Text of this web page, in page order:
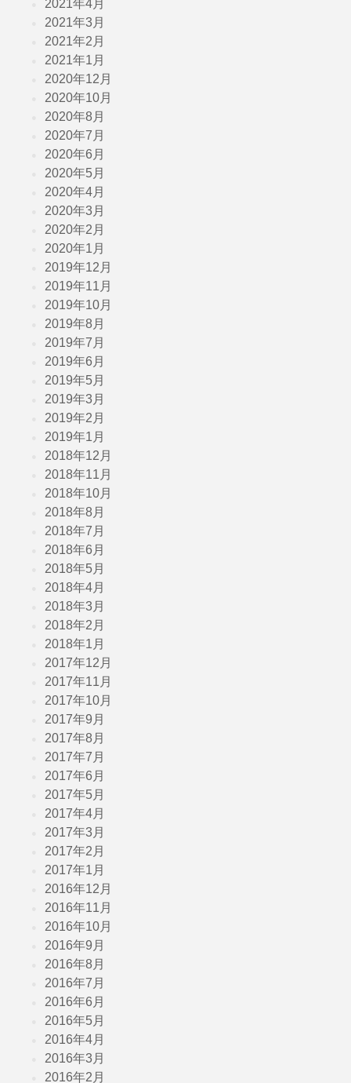
2021年4月
2021年3月
2021年2月
2021年1月
2020年12月
2020年10月
2020年8月
2020年7月
2020年6月
2020年5月
2020年4月
2020年3月
2020年2月
2020年1月
2019年12月
2019年11月
2019年10月
2019年8月
2019年7月
2019年6月
2019年5月
2019年3月
2019年2月
2019年1月
2018年12月
2018年11月
2018年10月
2018年8月
2018年7月
2018年6月
2018年5月
2018年4月
2018年3月
2018年2月
2018年1月
2017年12月
2017年11月
2017年10月
2017年9月
2017年8月
2017年7月
2017年6月
2017年5月
2017年4月
2017年3月
2017年2月
2017年1月
2016年12月
2016年11月
2016年10月
2016年9月
2016年8月
2016年7月
2016年6月
2016年5月
2016年4月
2016年3月
2016年2月